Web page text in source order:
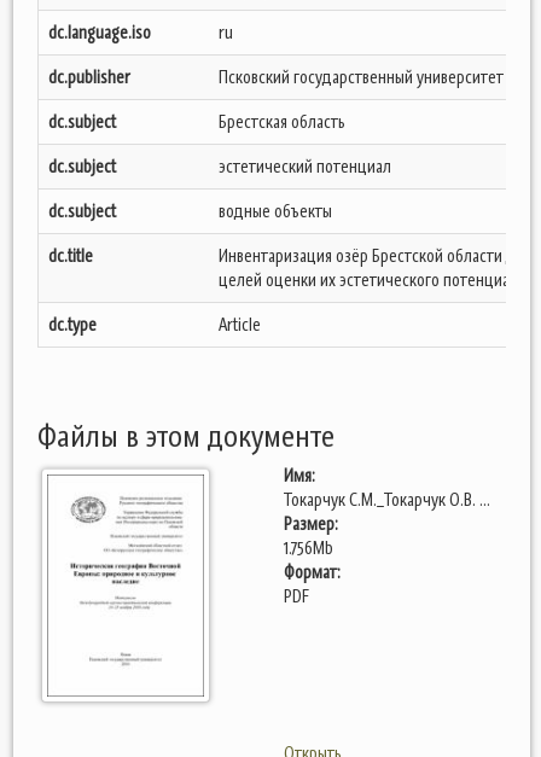
dc.language.iso
ru
dc.publisher
Псковский государственный университет
dc.subject
Брестская область
dc.subject
эстетический потенциал
dc.subject
водные объекты
dc.title
Инвентаризация озёр Брестской области для
целей оценки их эстетического потенциала
dc.type
Article
Файлы в этом документе
Имя:
Токарчук С.М._Токарчук О.В. ...
Размер:
1.756Mb
Формат:
PDF